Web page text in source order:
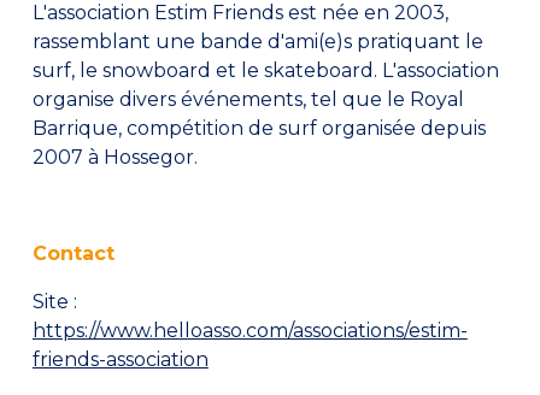
L'association Estim Friends est née en 2003,
rassemblant une bande d'ami(e)s pratiquant le
surf, le snowboard et le skateboard. L'association
organise divers événements, tel que le Royal
Barrique, compétition de surf organisée depuis
2007 à Hossegor.
Contact
Site :
https://www.helloasso.com/associations/estim-
friends-association